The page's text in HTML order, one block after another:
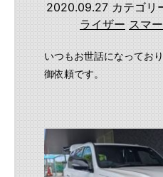
2020.09.27 カテゴリ
ライザー スマ
いつもお世話になってお
御依頼です。